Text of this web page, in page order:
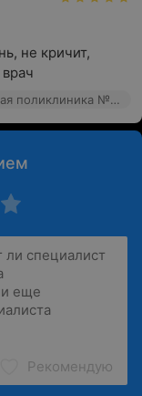
не кричит,
Гродненская городская стоматологическая поликлиника №1 Филиал №1, ул. Ожешко, 49
Рекомендую